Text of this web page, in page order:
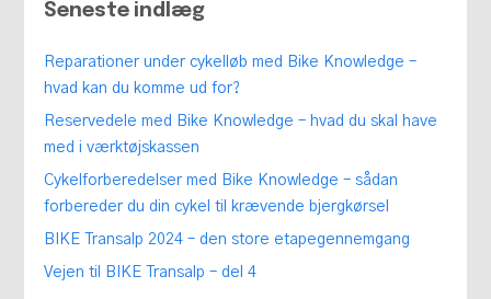
Seneste indlæg
Reparationer under cykelløb med Bike Knowledge –
hvad kan du komme ud for?
Reservedele med Bike Knowledge – hvad du skal have
med i værktøjskassen
Cykelforberedelser med Bike Knowledge – sådan
forbereder du din cykel til krævende bjergkørsel
BIKE Transalp 2024 – den store etapegennemgang
Vejen til BIKE Transalp – del 4